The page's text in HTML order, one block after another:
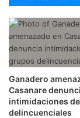
Ganadero
Casanare
intimidaciones
delincuenciales